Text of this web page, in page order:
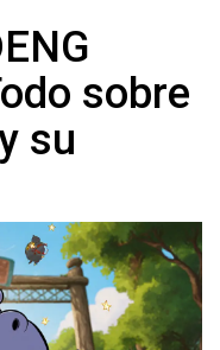
d
e
g
sobre
su